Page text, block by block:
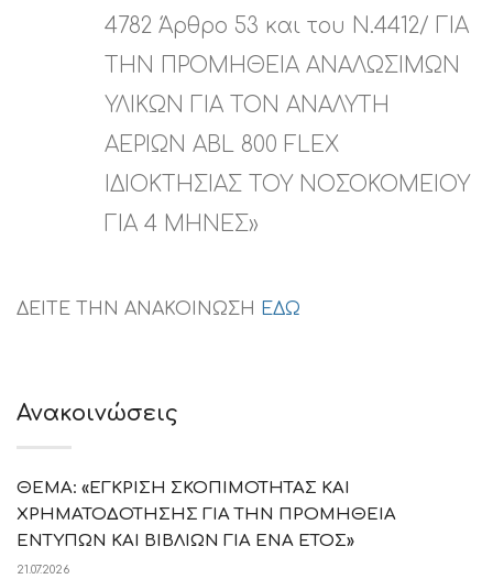
4782 Άρθρο 53 και του Ν.4412/ ΓΙΑ
ΤΗΝ ΠΡΟΜΗΘΕΙΑ ΑΝΑΛΩΣΙΜΩΝ
ΥΛΙΚΩΝ ΓΙΑ ΤΟΝ ΑΝΑΛΥΤΗ
ΑΕΡΙΩΝ ABL 800 FLEX
ΙΔΙΟΚΤΗΣΙΑΣ ΤΟΥ ΝΟΣΟΚΟΜΕΙΟΥ
ΓΙΑ 4 ΜΗΝΕΣ»
ΔΕΙΤΕ ΤΗΝ ΑΝΑΚΟΙΝΩΣΗ ΕΔΩ
Ανακοινώσεις
ΘΕΜΑ: «ΕΓΚΡΙΣΗ ΣΚΟΠΙΜΟΤΗΤΑΣ ΚΑΙ
ΧΡΗΜΑΤΟΔΟΤΗΣΗΣ ΓΙΑ ΤΗΝ ΠΡΟΜΗΘΕΙΑ
ΕΝΤΥΠΩΝ ΚΑΙ ΒΙΒΛΙΩΝ ΓΙΑ ΕΝΑ ΕΤΟΣ»
21.07.2026